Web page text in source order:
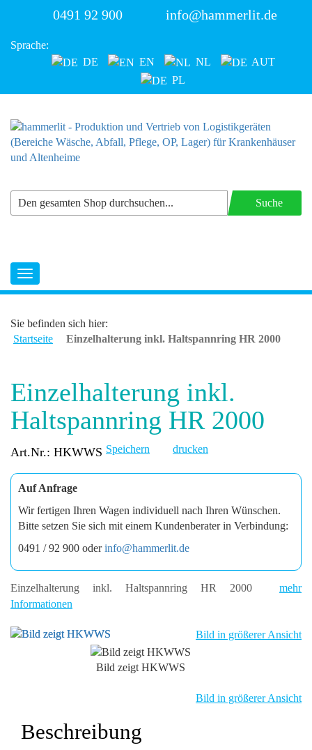
0491 92 900 info@hammerlit.de
Sprache:
DE
EN NL
AUT
PL
Suche
Sie befinden sich hier:
Startseite
Einzelhalterung inkl. Haltspannring HR 2000
Einzelhalterung inkl.
Haltspannring HR 2000
Art.Nr.: HKWWS Speichern drucken
Auf Anfrage
Wir fertigen Ihren Wagen individuell nach Ihren Wünschen.
Bitte setzen Sie sich mit einem Kundenberater in Verbindung:
0491 / 92 900 oderinfo@hammerlit.de
Einzelhalterung inkl. Haltspannring HR 2000
mehr
Informationen
Bild in größerer Ansicht
Bild zeigt HKWWS
Bild in größerer Ansicht
Beschreibung